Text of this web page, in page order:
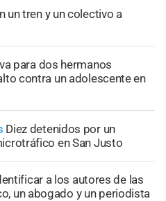
un tren y un colectivo a
para dos hermanos
contra un adolescente en
Diez detenidos por un
en San Justo
a los autores de las
un abogado y un periodista